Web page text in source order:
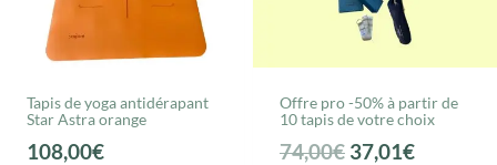
Tapis de yoga antidérapant
Star Astra orange
108,00€
Offre pro -50% à partir de
10 tapis de votre choix
74,00€ L
37,01€L